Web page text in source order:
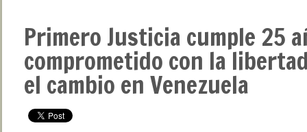
Primero Justicia cumple 25
comprometido con la
el cambio en Venezuela